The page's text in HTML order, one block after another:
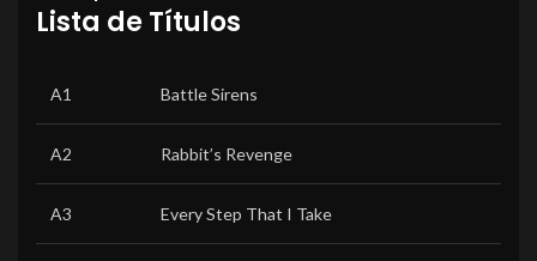
Lista de Títulos
A1 Battle Sirens
A2 Rabbit’s Revenge
A3 Every Step That I Take